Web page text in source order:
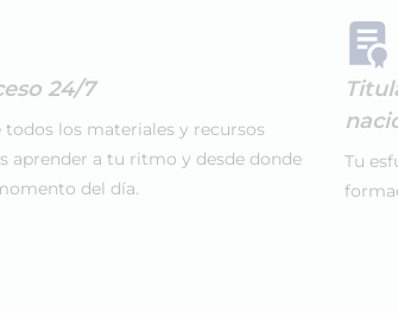
24/7
los materiales y recursos
aprender a tu ritmo y desde donde
del día.
Tu